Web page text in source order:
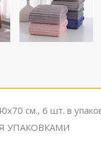
см., 6 шт. в
УПАКОВКАМИ